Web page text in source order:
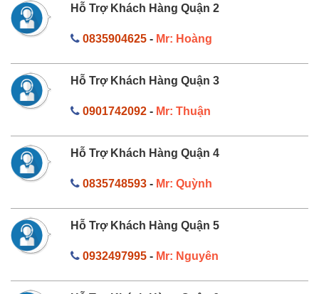
Hỗ Trợ Khách Hàng Quận 2
0835904625- Mr: Hoàng
Hỗ Trợ Khách Hàng Quận 3
0901742092- Mr: Thuận
Hỗ Trợ Khách Hàng Quận 4
0835748593- Mr: Quỳnh
Hỗ Trợ Khách Hàng Quận 5
0932497995- Mr: Nguyên